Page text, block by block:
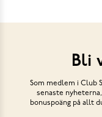
Bli
Som medlem i Club
senaste
bonuspoäng på allt